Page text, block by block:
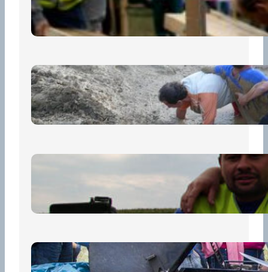
13 července, 2026
„Prase za prase“: Kdo doběhne
první, vyhraje!
30 června, 2026
Bezpečnost na prvním místě
15 května, 2026
Pro diváky